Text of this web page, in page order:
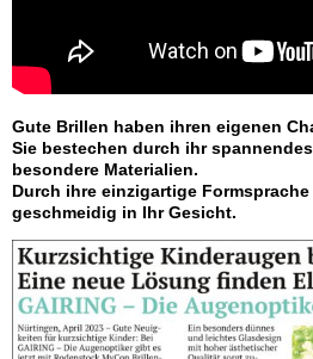
Gute Brillen haben ihren eigenen
Sie bestechen durch ihr
besondere Materialien.
Durch ihre einzigartige
geschmeidig in Ihr Gesicht.